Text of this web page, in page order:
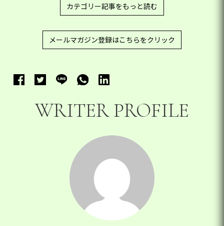
カテゴリー記事をもっと読む
メールマガジン登録はこちらをクリック
WRITER PROFILE